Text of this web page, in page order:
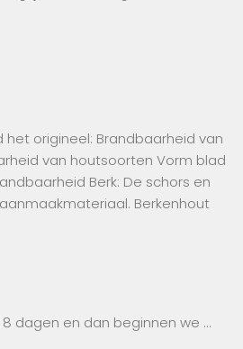
het origineel: Brandbaarheid van
van houtsoorten Vorm blad
Berk: De schors en
Berkenhout
dagen en dan beginnen we …